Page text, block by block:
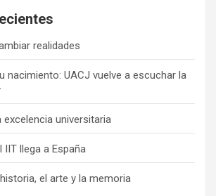
realidades
nacimiento: UACJ vuelve a escuchar la
universitaria
IIT llega a España
el arte y la memoria